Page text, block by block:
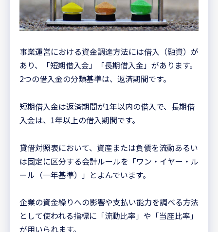
事業運営における資金調達方法には借入（融資）が
あり、「短期借入金」「長期借入金」があります。
2つの借入金の分類基準は、返済期間です。
短期借入金は返済期間が1年以内の借入で、長期借
入金は、1年以上の借入期間です。
貸借対照表において、資産または負債を流動あるい
は固定に区分する会計ルールを「ワン・イヤー・ル
ール（一年基準）」とよんでいます。
企業の資金繰りへの影響や支払い能力を調べる方法
として使われる指標に「流動比率」や「当座比率」
が用いられます。